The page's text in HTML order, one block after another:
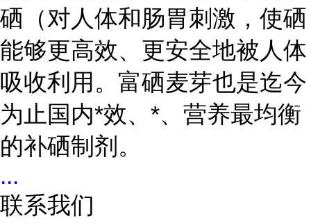
硒（对人体和肠胃刺激，使硒
能够更高效、更安全地被人体
吸收利用。富硒麦芽也是迄今
为止国内*效、*、营养最均衡
的补硒制剂。
...
联系我们